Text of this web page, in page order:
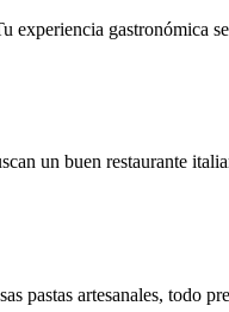
experiencia gastronómica
un buen restaurante
pastas artesanales, todo